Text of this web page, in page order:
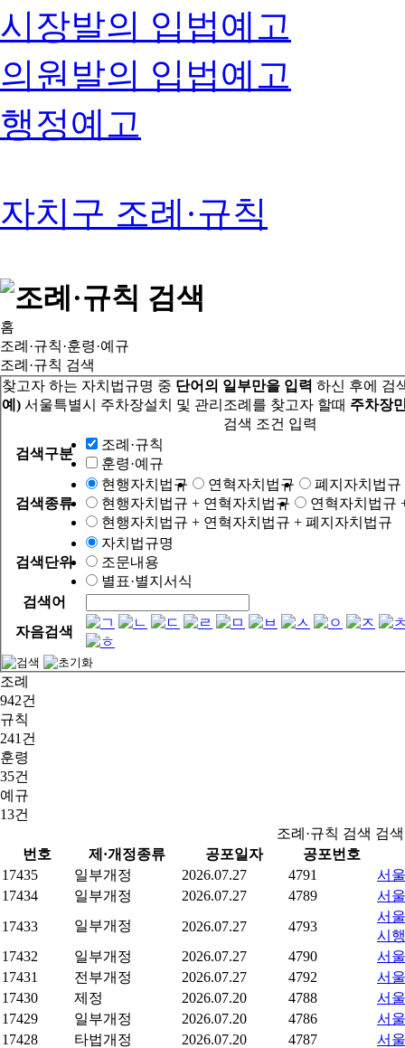
시장발의 입법예고
의원발의 입법예고
행정예고
자치구 조례·규칙
홈
조례·규칙·훈령·예규
조례·규칙 검색
찾고자 하는 자치법규명 중 단어의 일부만을 입력 하신 후에 검
예) 서울특별시 주차장설치 및 관리조례를 찾고자 할때 주차장
검색 조건 입력
검색구분
조례·규칙
훈령·예규
검색종류
현행자치법규 연혁자치법규
폐지자치법규
현행자치법규 + 연혁자치법규
연혁자치법규
현행자치법규 + 연혁자치법규 + 폐지자치법규
검색단위
자치법규명
조문내용
별표·별지서식
검색어
자음검색
조례
942건
규칙
241건
훈령
35건
예규
13건
조례·규칙 검색 검
번호
제·개정종류 공포일자
공포번호
17435
일부개정 2026.07.27 4791
서
17434
일부개정 2026.07.27 4789
서
17433
일부개정 2026.07.27 4793
서
시
17432
일부개정 2026.07.27 4790
서
17431
전부개정 2026.07.27 4792
서
17430
제정 2026.07.20 4788
서
17429
일부개정 2026.07.20 4786
서
17428
타법개정 2026.07.20 4787
서